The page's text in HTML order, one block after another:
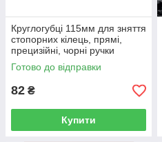
Круглогубці 115мм для зняття
стопорних кілець, прямі,
прецизійні, чорні ручки
Готово до відправки
82 ₴
Купити